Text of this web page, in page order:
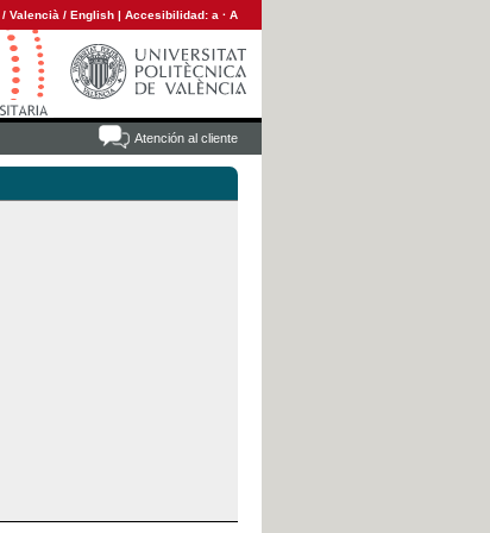
/ Valencià / English | Accesibilidad: a · A
Atención al cliente